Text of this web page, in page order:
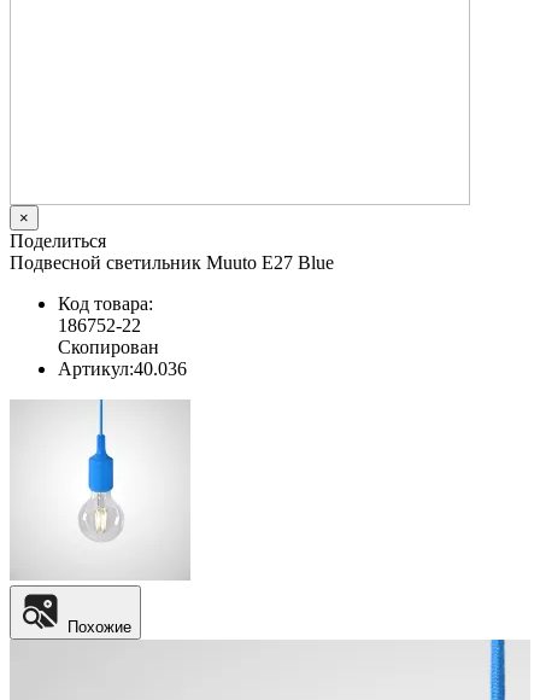
×
Поделиться
Подвесной светильник Muuto E27 Blue
Код товара:
186752-22
Скопирован
Артикул:40.036
Похожие